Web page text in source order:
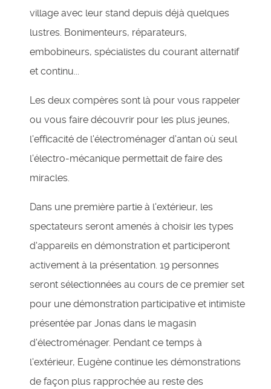
village avec leur stand depuis déjà quelques
lustres. Bonimenteurs, réparateurs,
embobineurs, spécialistes du courant alternatif
et continu...
Les deux compères sont là pour vous rappeler
ou vous faire découvrir pour les plus jeunes,
l'efficacité de l'électroménager d'antan où seul
l'électro-mécanique permettait de faire des
miracles.
Dans une première partie à l'extérieur, les
spectateurs seront amenés à choisir les types
d'appareils en démonstration et participeront
activement à la présentation. 19 personnes
seront sélectionnées au cours de ce premier set
pour une démonstration participative et intimiste
présentée par Jonas dans le magasin
d'électroménager. Pendant ce temps à
l'extérieur, Eugène continue les démonstrations
de façon plus rapprochée au reste des